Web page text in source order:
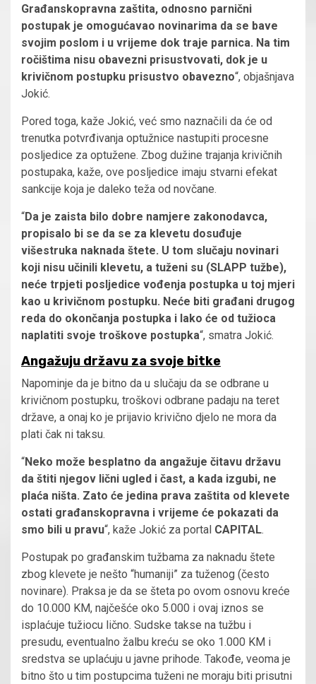
Građanskopravna zaštita, odnosno parnični
postupak je omogućavao novinarima da se bave
svojim poslom i u vrijeme dok traje parnica. Na tim
ročištima nisu obavezni prisustvovati, dok je u
krivičnom postupku prisustvo obavezno“, objašnjava
Jokić.
Pored toga, kaže Jokić, već smo naznačili da će od
trenutka potvrđivanja optužnice nastupiti procesne
posljedice za optužene. Zbog dužine trajanja krivičnih
postupaka, kaže, ove posljedice imaju stvarni efekat
sankcije koja je daleko teža od novčane.
“Da je zaista bilo dobre namjere zakonodavca,
propisalo bi se da se za klevetu dosuđuje
višestruka naknada štete. U tom slučaju novinari
koji nisu učinili klevetu, a tuženi su (SLAPP tužbe),
neće trpjeti posljedice vođenja postupka u toj mjeri
kao u krivičnom postupku. Neće biti građani drugog
reda do okončanja postupka i lako će od tužioca
naplatiti svoje troškove postupka“, smatra Jokić.
Angažuju državu za svoje bitke
Napominje da je bitno da u slučaju da se odbrane u
krivičnom postupku, troškovi odbrane padaju na teret
države, a onaj ko je prijavio krivično djelo ne mora da
plati čak ni taksu.
“Neko može besplatno da angažuje čitavu državu
da štiti njegov lični ugled i čast, a kada izgubi, ne
plaća ništa. Zato će jedina prava zaštita od klevete
ostati građanskopravna i vrijeme će pokazati da
smo bili u pravu“, kaže Jokić za portal CAPITAL.
Postupak po građanskim tužbama za naknadu štete
zbog klevete je nešto “humaniji” za tuženog (često
novinare). Praksa je da se šteta po ovom osnovu kreće
do 10.000 KM, najčešće oko 5.000 i ovaj iznos se
isplaćuje tužiocu lično. Sudske takse na tužbu i
presudu, eventualno žalbu kreću se oko 1.000 KM i
sredstva se uplaćuju u javne prihode. Takođe, veoma je
bitno što u tim postupcima tuženi ne moraju biti prisutni